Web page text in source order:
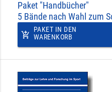
Paket "Handbücher"
5 Bände nach Wahl zum
add_shopping_cart
PAKET IN DEN
WARENKORB